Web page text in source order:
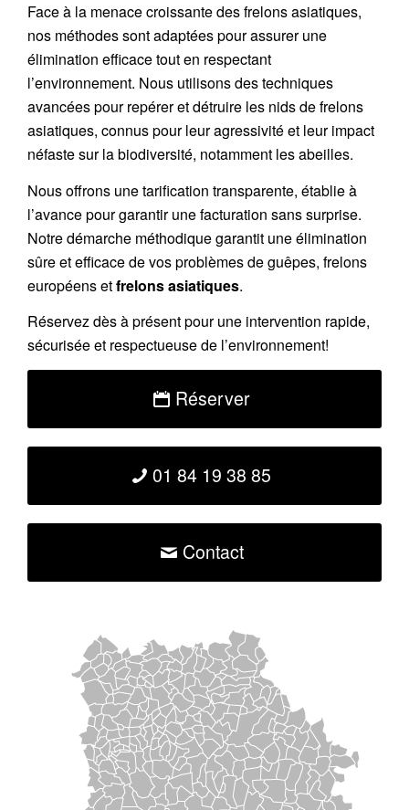
Face à la menace croissante des frelons asiatiques,
nos méthodes sont adaptées pour assurer une
élimination efficace tout en respectant
l’environnement. Nous utilisons des techniques
avancées pour repérer et détruire les nids defrelons
asiatiques, connus pour leur agressivité et leur impact
néfaste sur la biodiversité, notamment les abeilles.
Nous offrons unetarification transparente, établie à
l’avance pour garantir une facturation sans surprise.
Notre démarche méthodique garantit une élimination
sûre et efficace de vos problèmes de guêpes, frelons
européens etfrelons asiatiques.
Réservezdès à présent pour une intervention rapide,
sécurisée et respectueuse de l’environnement!
Réserver
01 84 19 38 85
Contact